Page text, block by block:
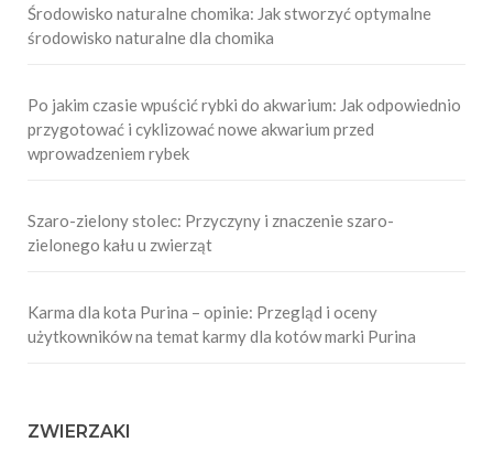
Środowisko naturalne chomika: Jak stworzyć optymalne
środowisko naturalne dla chomika
Po jakim czasie wpuścić rybki do akwarium: Jak odpowiednio
przygotować i cyklizować nowe akwarium przed
wprowadzeniem rybek
Szaro-zielony stolec: Przyczyny i znaczenie szaro-
zielonego kału u zwierząt
Karma dla kota Purina – opinie: Przegląd i oceny
użytkowników na temat karmy dla kotów marki Purina
ZWIERZAKI